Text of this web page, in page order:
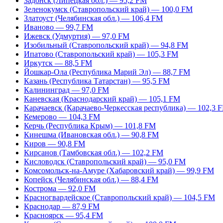
Зеленокумск (Ставропольский край) — 100,0 FM
Златоуст (Челябинская обл.) — 106,4 FM
Иваново — 99,7 FM
Ижевск (Удмуртия) — 97,0 FM
Изобильный (Ставропольский край) — 94,8 FM
Ипатово (Ставропольский край) — 105,3 FM
Иркутск — 88,5 FM
Йошкар-Ола (Республика Марий Эл) — 88,7 FM
Казань (Республика Татарстан) — 95,5 FM
Калининград — 97,0 FM
Каневская (Краснодарский край) — 105,1 FM
Карачаевск (Карачаево-Черкесская республика) — 102,3
Кемерово — 104,3 FM
Керчь (Республика Крым) — 101,8 FM
Кинешма (Ивановская обл.) — 90,8 FM
Киров — 90,8 FM
Кирсанов (Тамбовская обл.) — 102,2 FM
Кисловодск (Ставропольский край) — 95,0 FM
Комсомольск-на-Амуре (Хабаровский край) — 99,9 FM
Копейск (Челябинская обл.) — 88,4 FM
Кострома — 92,0 FM
Красногвардейское (Ставропольский край) — 104,5 FM
Краснодар — 87,9 FM
Красноярск — 95,4 FM